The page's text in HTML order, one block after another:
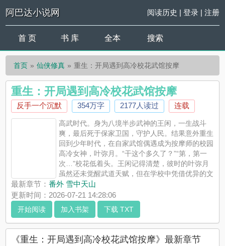
阿巴达小说网 阅读历史 | 登录| 注册
首 页 书 库 全本 搜索
首页 仙侠修真 重生：开局遇到高冷校花武馆按摩
重生：开局遇到高冷校花武馆按摩
反手一个沉默 354万字 2177人读过 连载
高武时代。身为八境半步武神的王闲，一生战斗
爽，最后死于保家卫国，守护人民。结果意外重生
回到少年时代，在自家武馆偶遇成为按摩师的校园
高冷女神，叶弥月。“干这个多久了？”“第，第一
次…”校花低着头。王闲记得清楚，彼时的叶弥月
虽然还未觉醒武道天赋，但在学校中凭借优异的文
科成绩，绝世出尘的容颜，冰冷孤傲的性子，几乎是整个学校男
生的月光女神。自己也不例外。只是自己前世与她毫无关联，没
想到会以这样一种方式相遇...
《重生：开局遇到高冷校花武馆按摩》是反手一个沉默精心创作
的仙侠修真，阿巴达小说网实时更新重生：开局遇到高冷校花武
馆按摩最新章节并且提供无弹窗阅读，书友所发表的重生：开局
遇到高冷校花武馆按摩评论，并不代表阿巴达小说网赞同或者支
最新章节：番外 雪中天山
更新时间：2026-07-21 14:28:06
开始阅读 加入书架 下载 TXT
《重生：开局遇到高冷校花武馆按摩》最新章节